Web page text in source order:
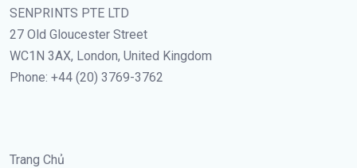
SENPRINTS PTE LTD
27 Old Gloucester Street
WC1N 3AX, London, United Kingdom
Phone: +44 (20) 3769-3762
Trang Chủ